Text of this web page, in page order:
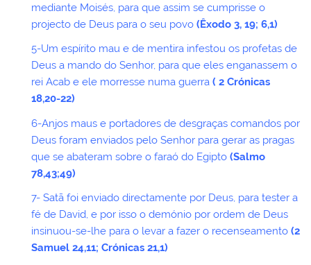
mediante Moisés, para que assim se cumprisse o
projecto de Deus para o seu povo(Êxodo 3, 19; 6,1)
5-Um espírito mau e de mentira infestou os profetas de
Deus a mando do Senhor, para que eles enganassem o
rei Acab e ele morresse numa guerra ( 2 Crónicas
18,20-22)
6-Anjos maus e portadores de desgraças comandos por
Deus foram enviados pelo Senhor para gerar as pragas
que se abateram sobre o faraó do Egipto(Salmo
78,43;49)
7- Satã foi enviado directamente por Deus, para tester a
fé de David, e por isso o demónio por ordem de Deus
insinuou-se-lhe para o levar a fazer o recenseamento(2
Samuel 24,11; Crónicas 21,1)